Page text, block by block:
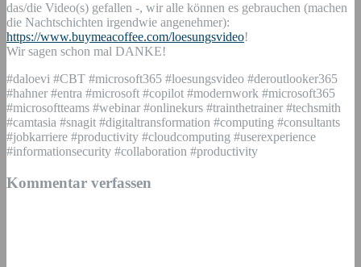
das/die Video(s) gefallen -, wir alle können es gebrauchen (machen
die Nachtschichten irgendwie angenehmer):
https://www.buymeacoffee.com/loesungsvideo!
Wir sagen schon mal DANKE!
#daloevi #CBT #microsoft365 #loesungsvideo #deroutlooker365
#hahner #entra #microsoft #copilot #modernwork #microsoft365
#microsoftteams #webinar #onlinekurs #trainthetrainer #techsmith
#camtasia #snagit #digitaltransformation #computing #consultants
#jobkarriere #productivity #cloudcomputing #userexperience
#informationsecurity #collaboration #productivity
Kommentar verfassen